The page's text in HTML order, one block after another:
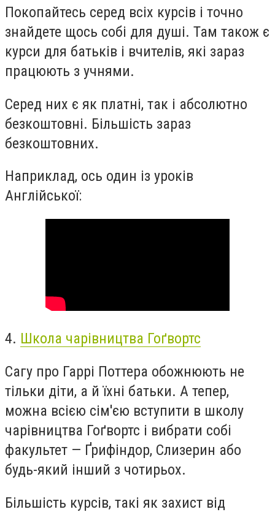
Покопайтесь серед всіх курсів і точно
знайдете щось собі для душі. Там також є
курси для батьків і вчителів, які зараз
працюють з учнями.
Серед них є як платні, так і абсолютно
безкоштовні. Більшість зараз
безкоштовних.
Наприклад, ось один із уроків
Англійської:
4. Школа чарівництва Гоґвортс
Сагу про Гаррі Поттера обожнюють не
тільки діти, а й їхні батьки. А тепер,
можна всією сім'єю вступити в школу
чарівництва Гоґвортс і вибрати собі
факультет — Ґрифіндор, Слизерин або
будь-який інший з чотирьох.
Більшість курсів, такі як захист від